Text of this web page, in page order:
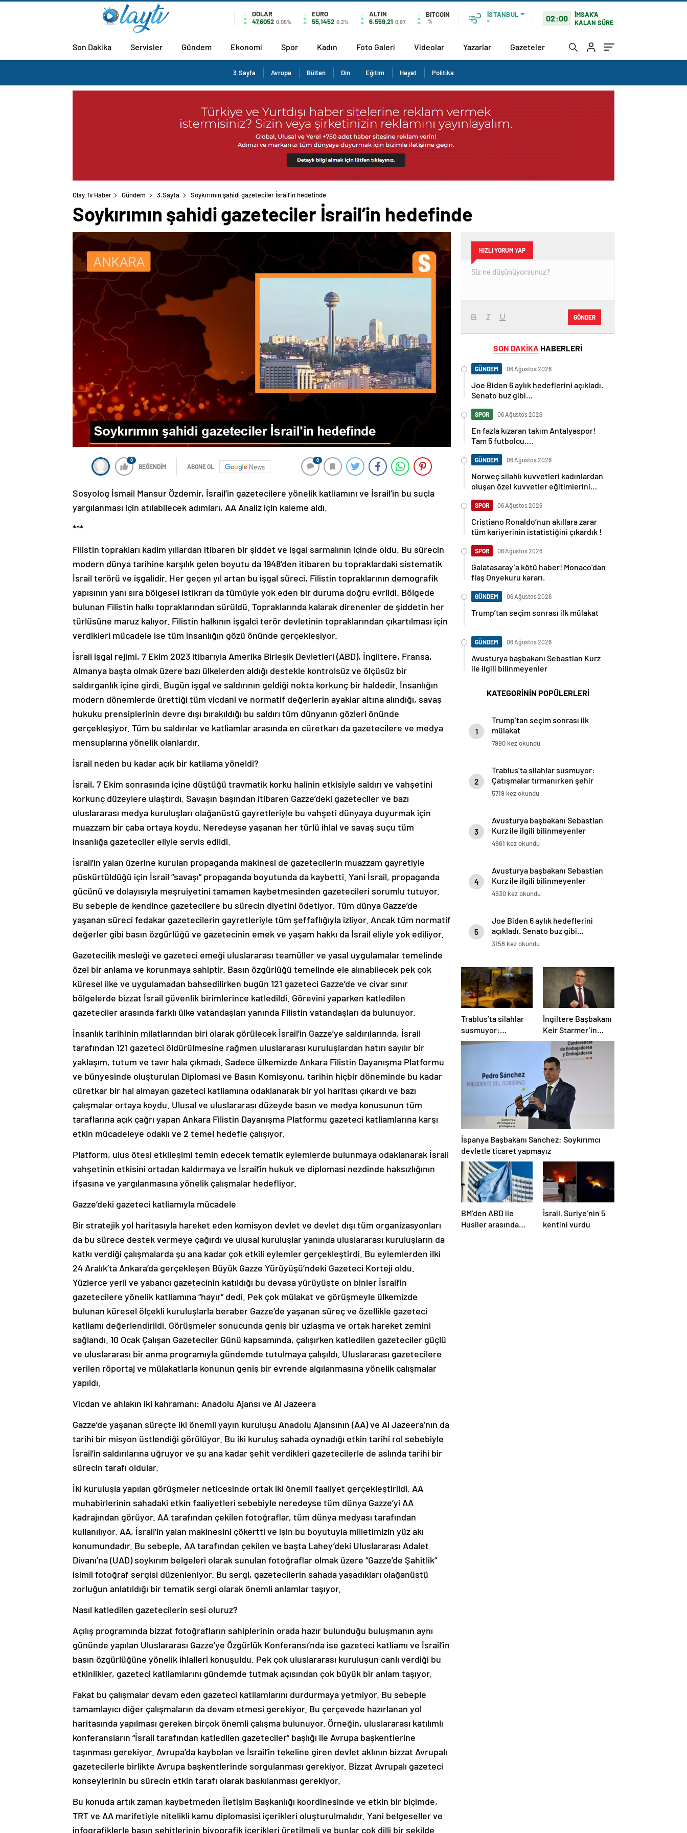
DOLAR
47,6052 0.05%
EURO
55,1452 0.2%
ALTIN
6.559,21 0,97
BITCOIN
%
İSTANBUL
°
02:00
İMSAK'A
KALAN SÜRE
Son Dakika Servisler Gündem Ekonomi Spor Kadın Foto Galeri Videolar Yazarlar Gazeteler
3.Sayfa Avrupa Bülten Din Eğitim Hayat Politika
Olay Tv Haber Gündem 3.Sayfa Soykırımın şahidi gazeteciler İsrail’in hedefinde
Soykırımın şahidi gazeteciler İsrail’in hedefinde
0
BEĞENDİM ABONE OL News
0
Sosyolog İsmail Mansur Özdemir, İsrail’in gazetecilere yönelik katliamını ve İsrail’in bu suçla
yargılanması için atılabilecek adımları, AA Analiz için kaleme aldı.
***
Filistin toprakları kadim yıllardan itibaren bir şiddet ve işgal sarmalının içinde oldu. Bu sürecin
modern dünya tarihine karşılık gelen boyutu da 1948’den itibaren bu topraklardaki sistematik
İsrail terörü ve işgalidir. Her geçen yıl artan bu işgal süreci, Filistin topraklarının demografik
yapısının yanı sıra bölgesel istikrarı da tümüyle yok eden bir duruma doğru evrildi. Bölgede
bulunan Filistin halkı topraklarından sürüldü. Topraklarında kalarak direnenler de şiddetin her
türlüsüne maruz kalıyor. Filistin halkının işgalci terör devletinin topraklarından çıkartılması için
verdikleri mücadele ise tüm insanlığın gözü önünde gerçekleşiyor.
İsrail işgal rejimi, 7 Ekim 2023 itibarıyla Amerika Birleşik Devletleri (ABD), İngiltere, Fransa,
Almanya başta olmak üzere bazı ülkelerden aldığı destekle kontrolsüz ve ölçüsüz bir
saldırganlık içine girdi. Bugün işgal ve saldırının geldiği nokta korkunç bir haldedir. İnsanlığın
modern dönemlerde ürettiği tüm vicdani ve normatif değerlerin ayaklar altına alındığı, savaş
hukuku prensiplerinin devre dışı bırakıldığı bu saldırı tüm dünyanın gözleri önünde
gerçekleşiyor. Tüm bu saldırılar ve katliamlar arasında en cüretkarı da gazetecilere ve medya
mensuplarına yönelik olanlardır.
İsrail neden bu kadar açık bir katliama yöneldi?
İsrail, 7 Ekim sonrasında içine düştüğü travmatik korku halinin etkisiyle saldırı ve vahşetini
korkunç düzeylere ulaştırdı. Savaşın başından itibaren Gazze’deki gazeteciler ve bazı
uluslararası medya kuruluşları olağanüstü gayretleriyle bu vahşeti dünyaya duyurmak için
muazzam bir çaba ortaya koydu. Neredeyse yaşanan her türlü ihlal ve savaş suçu tüm
insanlığa gazeteciler eliyle servis edildi.
İsrail’in yalan üzerine kurulan propaganda makinesi de gazetecilerin muazzam gayretiyle
püskürtüldüğü için İsrail “savaşı” propaganda boyutunda da kaybetti. Yani İsrail, propaganda
gücünü ve dolayısıyla meşruiyetini tamamen kaybetmesinden gazetecileri sorumlu tutuyor.
Bu sebeple de kendince gazetecilere bu sürecin diyetini ödetiyor. Tüm dünya Gazze’de
yaşanan süreci fedakar gazetecilerin gayretleriyle tüm şeffaflığıyla izliyor. Ancak tüm normatif
değerler gibi basın özgürlüğü ve gazetecinin emek ve yaşam hakkı da İsrail eliyle yok ediliyor.
Gazetecilik mesleği ve gazeteci emeği uluslararası teamüller ve yasal uygulamalar temelinde
özel bir anlama ve korunmaya sahiptir. Basın özgürlüğü temelinde ele alınabilecek pek çok
küresel ilke ve uygulamadan bahsedilirken bugün 121 gazeteci Gazze’de ve civar sınır
bölgelerde bizzat İsrail güvenlik birimlerince katledildi. Görevini yaparken katledilen
gazeteciler arasında farklı ülke vatandaşları yanında Filistin vatandaşları da bulunuyor.
İnsanlık tarihinin milatlarından biri olarak görülecek İsrail’in Gazze’ye saldırılarında, İsrail
tarafından 121 gazeteci öldürülmesine rağmen uluslararası kuruluşlardan hatırı sayılır bir
yaklaşım, tutum ve tavır hala çıkmadı. Sadece ülkemizde Ankara Filistin Dayanışma Platformu
ve bünyesinde oluşturulan Diplomasi ve Basın Komisyonu, tarihin hiçbir döneminde bu kadar
cüretkar bir hal almayan gazeteci katliamına odaklanarak bir yol haritası çıkardı ve bazı
çalışmalar ortaya koydu. Ulusal ve uluslararası düzeyde basın ve medya konusunun tüm
taraflarına açık çağrı yapan Ankara Filistin Dayanışma Platformu gazeteci katliamlarına karşı
etkin mücadeleye odaklı ve 2 temel hedefle çalışıyor.
Platform, ulus ötesi etkileşimi temin edecek tematik eylemlerde bulunmaya odaklanarak İsrail
vahşetinin etkisini ortadan kaldırmaya ve İsrail’in hukuk ve diplomasi nezdinde haksızlığının
ifşasına ve yargılanmasına yönelik çalışmalar hedefliyor.
Gazze’deki gazeteci katliamıyla mücadele
Bir stratejik yol haritasıyla hareket eden komisyon devlet ve devlet dışı tüm organizasyonları
da bu sürece destek vermeye çağırdı ve ulusal kuruluşlar yanında uluslararası kuruluşların da
katkı verdiği çalışmalarda şu ana kadar çok etkili eylemler gerçekleştirdi. Bu eylemlerden ilki
24 Aralık’ta Ankara’da gerçekleşen Büyük Gazze Yürüyüşü’ndeki Gazeteci Korteji oldu.
Yüzlerce yerli ve yabancı gazetecinin katıldığı bu devasa yürüyüşte on binler İsrail’in
gazetecilere yönelik katliamına “hayır” dedi. Pek çok mülakat ve görüşmeyle ülkemizde
bulunan küresel ölçekli kuruluşlarla beraber Gazze’de yaşanan süreç ve özellikle gazeteci
katliamı değerlendirildi. Görüşmeler sonucunda geniş bir uzlaşma ve ortak hareket zemini
sağlandı. 10 Ocak Çalışan Gazeteciler Günü kapsamında, çalışırken katledilen gazeteciler güçlü
ve uluslararası bir anma programıyla gündemde tutulmaya çalışıldı. Uluslararası gazetecilere
verilen röportaj ve mülakatlarla konunun geniş bir evrende algılanmasına yönelik çalışmalar
yapıldı.
Vicdan ve ahlakın iki kahramanı: Anadolu Ajansı ve Al Jazeera
Gazze’de yaşanan süreçte iki önemli yayın kuruluşu Anadolu Ajansının (AA) ve Al Jazeera’nın da
tarihi bir misyon üstlendiği görülüyor. Bu iki kuruluş sahada oynadığı etkin tarihi rol sebebiyle
İsrail’in saldırılarına uğruyor ve şu ana kadar şehit verdikleri gazetecilerle de aslında tarihi bir
sürecin tarafı oldular.
İki kuruluşla yapılan görüşmeler neticesinde ortak iki önemli faaliyet gerçekleştirildi. AA
muhabirlerinin sahadaki etkin faaliyetleri sebebiyle neredeyse tüm dünya Gazze’yi AA
kadrajından görüyor. AA tarafından çekilen fotoğraflar, tüm dünya medyası tarafından
kullanılıyor. AA, İsrail’in yalan makinesini çökertti ve işin bu boyutuyla milletimizin yüz akı
konumundadır. Bu sebeple, AA tarafından çekilen ve başta Lahey’deki Uluslararası Adalet
Divanı’na (UAD) soykırım belgeleri olarak sunulan fotoğraflar olmak üzere “Gazze’de Şahitlik”
isimli fotoğraf sergisi düzenleniyor. Bu sergi, gazetecilerin sahada yaşadıkları olağanüstü
zorluğun anlatıldığı bir tematik sergi olarak önemli anlamlar taşıyor.
Nasıl katledilen gazetecilerin sesi oluruz?
Açılış programında bizzat fotoğrafların sahiplerinin orada hazır bulunduğu buluşmanın aynı
gününde yapılan Uluslararası Gazze’ye Özgürlük Konferansı’nda ise gazeteci katliamı ve İsrail’in
basın özgürlüğüne yönelik ihlalleri konuşuldu. Pek çok uluslararası kuruluşun canlı verdiği bu
etkinlikler, gazeteci katliamlarını gündemde tutmak açısından çok büyük bir anlam taşıyor.
Fakat bu çalışmalar devam eden gazeteci katliamlarını durdurmaya yetmiyor. Bu sebeple
tamamlayıcı diğer çalışmaların da devam etmesi gerekiyor. Bu çerçevede hazırlanan yol
haritasında yapılması gereken birçok önemli çalışma bulunuyor. Örneğin, uluslararası katılımlı
konferansların “İsrail tarafından katledilen gazeteciler” başlığı ile Avrupa başkentlerine
taşınması gerekiyor. Avrupa’da kaybolan ve İsrail’in tekeline giren devlet aklının bizzat Avrupalı
gazetecilerle birlikte Avrupa başkentlerinde sorgulanması gerekiyor. Bizzat Avrupalı gazeteci
konseylerinin bu sürecin etkin tarafı olarak baskılanması gerekiyor.
Bu konuda artık zaman kaybetmeden İletişim Başkanlığı koordinesinde ve etkin bir biçimde,
TRT ve AA marifetiyle nitelikli kamu diplomasisi içerikleri oluşturulmalıdır. Yani belgeseller ve
infografiklerle basın şehitlerinin biyografik içerikleri üretilmeli ve bunlar çok dilli bir şekilde
HIZLI YORUM YAP
GÖNDER
SON DAKİKA HABERLERİ
GÜNDEM 06 Ağustos 2026
Joe Biden 6 aylık hedeflerini açıkladı.
Senato buz gibi…
SPOR 06 Ağustos 2026
En fazla kızaran takım Antalyaspor!
Tam 5 futbolcu….
GÜNDEM 06 Ağustos 2026
Norweç silahlı kuvvetleri kadınlardan
oluşan özel kuvvetler eğitimlerini
SPOR 06 Ağustos 2026
Cristiano Ronaldo’nun akıllara zarar
tüm kariyerinin istatistiğini çıkardık !
SPOR 06 Ağustos 2026
Galatasaray’a kötü haber! Monaco’dan
flaş Onyekuru kararı.
GÜNDEM 06 Ağustos 2026
Trump’tan seçim sonrası ilk mülakat
GÜNDEM 06 Ağustos 2026
Avusturya başbakanı Sebastian Kurz
ile ilgili bilinmeyenler
KATEGORİNİN POPÜLERLERİ
1
Trump’tan seçim sonrası ilk
mülakat
7990 kez okundu
2
Trablus’ta silahlar susmuyor:
Çatışmalar tırmanırken şehir
alarmda
5719 kez okundu
3
Avusturya başbakanı Sebastian
Kurz ile ilgili bilinmeyenler
4961 kez okundu
4
Avusturya başbakanı Sebastian
Kurz ile ilgili bilinmeyenler
4930 kez okundu
5
Joe Biden 6 aylık hedeflerini
açıkladı. Senato buz gibi…
3158 kez okundu
Trablus’ta silahlar
susmuyor:
Çatışmalar
İngiltere Başbakanı
Keir Starmer’in
evinde yangın çıktı
İspanya Başbakanı Sanchez: Soykırımcı
devletle ticaret yapmayız
BM’den ABD ile
Husiler arasında
İsrail, Suriye’nin 5
kentini vurdu